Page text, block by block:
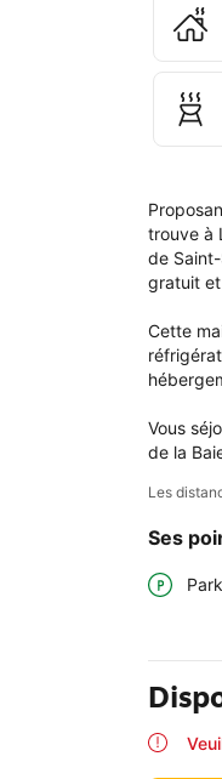
trouve à
de
gratuit
Cette
Vous
de la
Les
Ses